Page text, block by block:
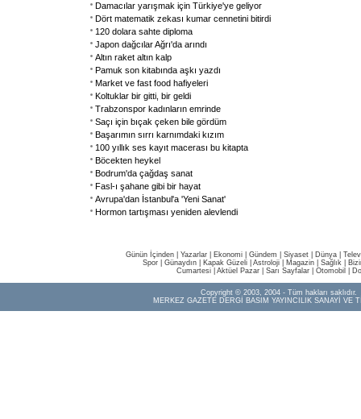
Damacılar yarışmak için Türkiye'ye geliyor
Dört matematik zekası kumar cennetini bitirdi
120 dolara sahte diploma
Japon dağcılar Ağrı'da arındı
Altın raket altın kalp
Pamuk son kitabında aşkı yazdı
Market ve fast food hafiyeleri
Koltuklar bir gitti, bir geldi
Trabzonspor kadınların emrinde
Saçı için bıçak çeken bile gördüm
Başarımın sırrı karnımdaki kızım
100 yıllık ses kayıt macerası bu kitapta
Böcekten heykel
Bodrum'da çağdaş sanat
Fasl-ı şahane gibi bir hayat
Avrupa'dan İstanbul'a 'Yeni Sanat'
Hormon tartışması yeniden alevlendi
Günün İçinden Yazarlar Ekonomi Gündem Siyaset Dünya |
Spor
Günaydın Kapak Güzeli Astroloji Magazin Sağlık
Cumartesi| Aktüel Pazar| Sarı Sayfalar| Otomobil
Copyright © 2003, 2004 - Tüm hakları saklıdır.
MERKEZ GAZETE DERGİ BASIM YAYINCILIK SANAYİ VE